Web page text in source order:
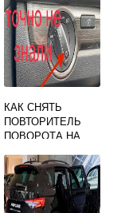
КАК СНЯТЬ
ПОВТОРИТЕЛЬ
ПОВОРОТА НА
TOUR